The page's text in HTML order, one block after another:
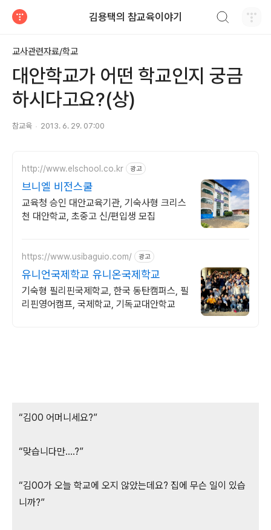
김용택의 참교육이야기
교사관련자료/학교
대안학교가 어떤 학교인지 궁금
하시다고요?(상)
참교육 2013. 6. 29. 07:00
http://www.elschool.co.kr 광고
브니엘 비전스쿨
교육청 승인 대안교육기관, 기숙사형 크리스
천 대안학교, 초중고 신/편입생 모집
https://www.usibaguio.com/ 광고
유니언국제학교 유니온국제학교
기숙형 필리핀국제학교, 한국 동탄캠퍼스, 필
리핀영어캠프, 국제학교, 기독교대안학교
“김00 어머니세요?”
“맞습니다만....?”
“김00가 오늘 학교에 오지 않았는데요? 집에 무슨 일이 있습
니까?”